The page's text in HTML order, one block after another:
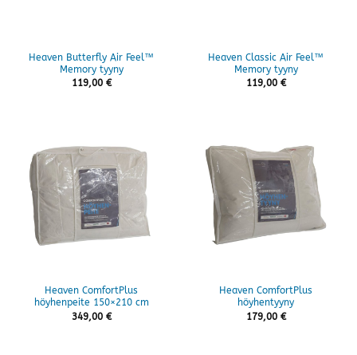
Heaven Butterfly Air Feel™
Memory tyyny
119,00 €
Heaven Classic Air Feel™
Memory tyyny
119,00 €
Heaven ComfortPlus
höyhenpeite 150×210 cm
349,00 €
Heaven ComfortPlus
höyhentyyny
179,00 €